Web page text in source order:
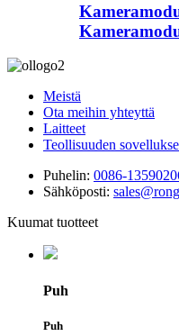
Meistä
Ota meihin yhteyttä
Laitteet
Teollisuuden
Puhelin: 0086-
Sähköposti:
Kuumat tuotteet
Puh
Puh